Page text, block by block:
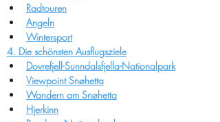
Radtouren
Angeln
Wintersport
4. Die schönsten Ausflugsziele
Dovrefjell-Sunndalsfjella-Nationalpark
Viewpoint Snøhetta
Wandern am Snøhetta
Hjerkinn